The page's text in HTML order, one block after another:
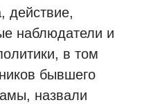
действие,
наблюдатели и
в том
бывшего
назвали